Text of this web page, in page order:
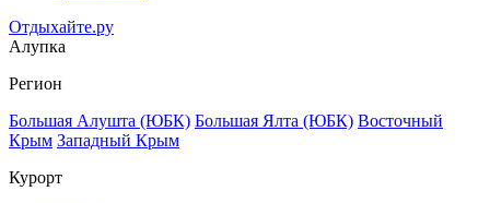
Отдыхайте.ру
Алупка
Регион
Большая Алушта (ЮБК) Большая Ялта (ЮБК) Восточный
Крым Западный Крым
Курорт